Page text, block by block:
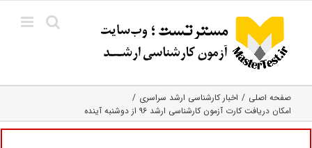
content
صفحه اصلی
اخبار کارشناسی ارشد سراسری
امکان دریافت کارت آزمون‌ کارشناسی‌ ارشد ۹۶ از دوشنبه آینده